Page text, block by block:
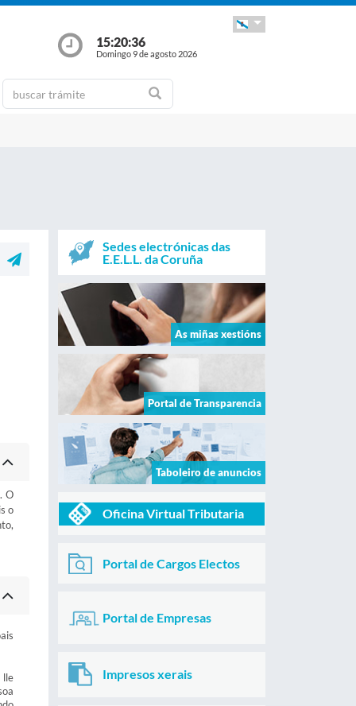
15:20:36
Domingo 9 de agosto 2026
O
o
lle
Sedes electrónicas das
E.E.L.L. da Coruña
As miñas xestións
Portal de Transparencia
Taboleiro de anuncios
Oficina Virtual Tributaria
Portal de Cargos Electos
Portal de Empresas
Impresos xerais